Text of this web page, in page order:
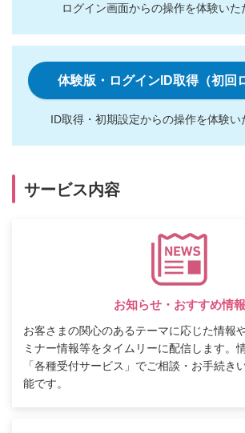
ログイン画面からの操作を体験いた
体験版・ログインID取得（初回
ID取得・初期設定からの操作を体験い
サービス内容
お知らせ・おすすめ情報
お客さまの関心のあるテーマに応じた情報
ミナー情報等をタイムリーに配信します。
「各種受付サービス」でご相談・お手続き
能です。